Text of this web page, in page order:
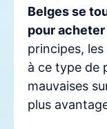
Belges se
pour
principes,
à ce type de
mauvaises
plus